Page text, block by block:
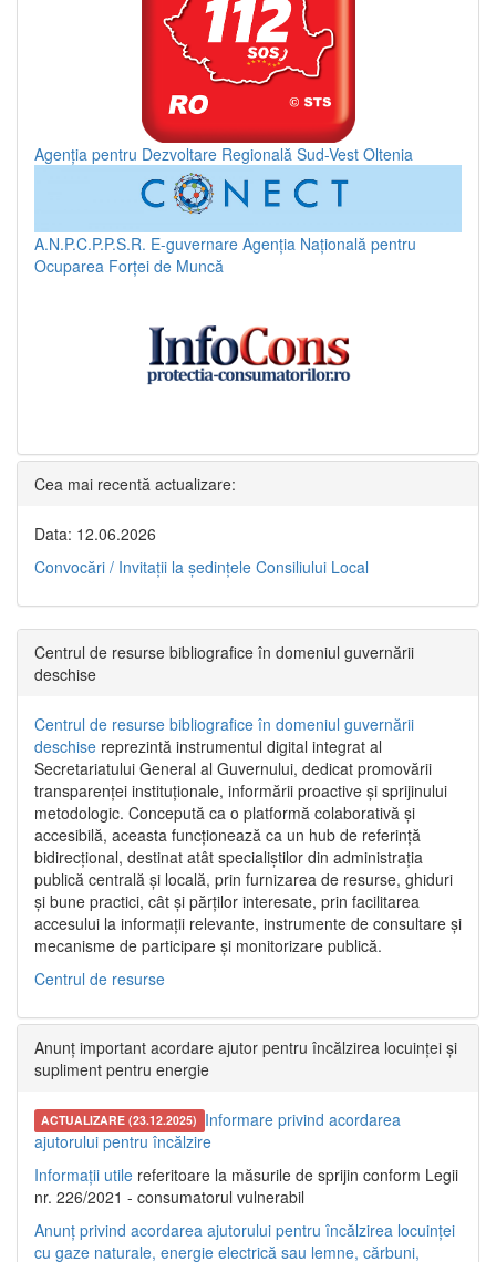
Agenția pentru Dezvoltare Regională Sud-Vest Oltenia
A.N.P.C.P.P.S.R. E-guvernare Agenția Națională pentru
Ocuparea Forței de Muncă
Cea mai recentă actualizare:
Data: 12.06.2026
Convocări / Invitaţii la şedinţele Consiliului Local
Centrul de resurse bibliografice în domeniul guvernării
deschise
Centrul de resurse bibliografice în domeniul guvernării
deschise reprezintă instrumentul digital integrat al
Secretariatului General al Guvernului, dedicat promovării
transparenței instituționale, informării proactive și sprijinului
metodologic. Concepută ca o platformă colaborativă și
accesibilă, aceasta funcționează ca un hub de referință
bidirecțional, destinat atât specialiștilor din administrația
publică centrală și locală, prin furnizarea de resurse, ghiduri
și bune practici, cât și părților interesate, prin facilitarea
accesului la informații relevante, instrumente de consultare și
mecanisme de participare și monitorizare publică.
Centrul de resurse
Anunț important acordare ajutor pentru încălzirea locuinței și
supliment pentru energie
ACTUALIZARE (23.12.2025) Informare privind acordarea
ajutorului pentru încălzire
Informații utile referitoare la măsurile de sprijin conform Legii
nr. 226/2021 - consumatorul vulnerabil
Anunț privind acordarea ajutorului pentru încălzirea locuinței
cu gaze naturale, energie electrică sau lemne, cărbuni,